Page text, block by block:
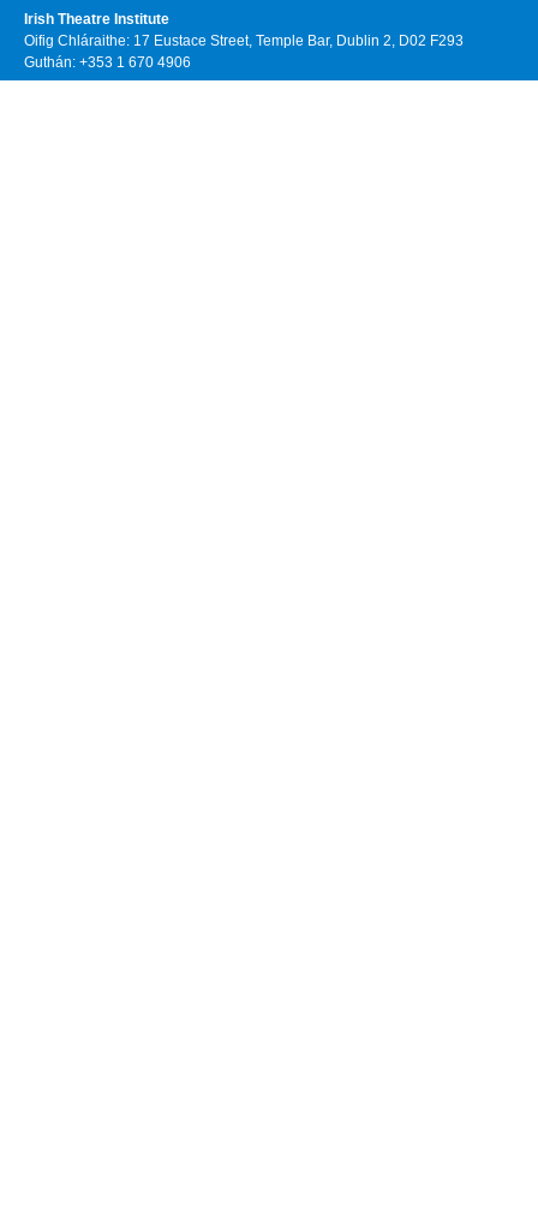
Irish Theatre Institute
Oifig Chláraithe: 17 Eustace Street, Temple Bar, Dublin 2, D02 F293
Guthán: +353 1 670 4906